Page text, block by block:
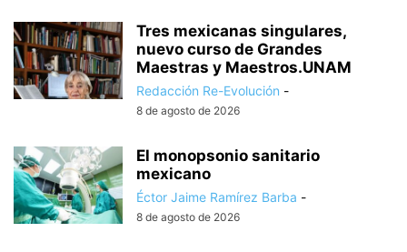
Tres mexicanas singulares,
nuevo curso de Grandes
Maestras y Maestros.UNAM
Redacción Re-Evolución -
8 de agosto de 2026
El monopsonio sanitario
mexicano
Éctor Jaime Ramírez Barba -
8 de agosto de 2026